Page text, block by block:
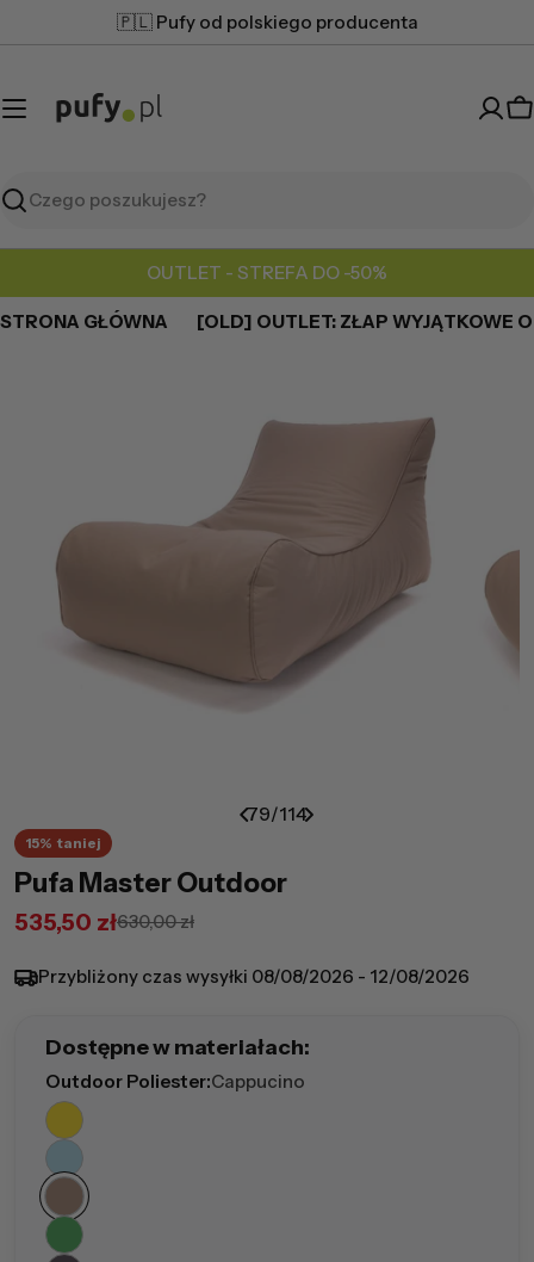
do
🇵🇱 Pufy od polskiego producenta
Szukaj
OUTLET - STREFA DO -50%
STRONA GŁÓWNA [OLD] OUTLET: ZŁAP WYJĄTKOWE
79/114
15% taniej
Pufa Master Outdoor
Cena
535,50 zł
Cena
630,00 zł
Przybliżony czas wysyłki 08/08/2026 - 12/08/2026
Dostępne w materiałach:
Outdoor Poliester:Cappucino